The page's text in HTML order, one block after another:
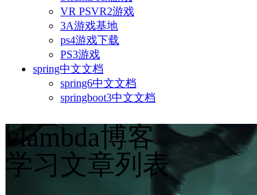
VR PSVR2游戏
3A游戏基地
ps4游戏下载
PS3游戏
spring中文文档
spring6中文文档
springboot3中文文档
vlambda博客
学习文章列表